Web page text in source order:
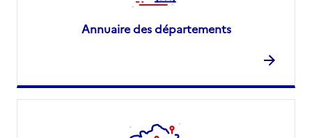
Annuaire des départements